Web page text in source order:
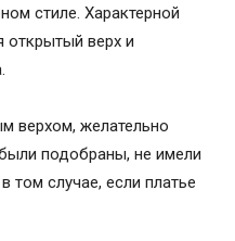
стиле. Характерной
открытый верх и
верхом, желательно
подобраны, не имели
том случае, если платье